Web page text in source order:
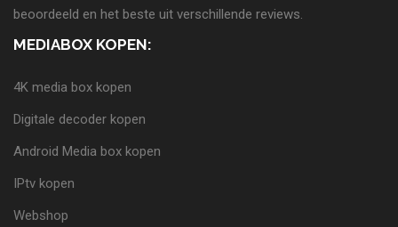
beoordeeld en het beste uit verschillende reviews.
MEDIABOX KOPEN:
4K media box kopen
Digitale decoder kopen
Android Media box kopen
IPtv kopen
Webshop